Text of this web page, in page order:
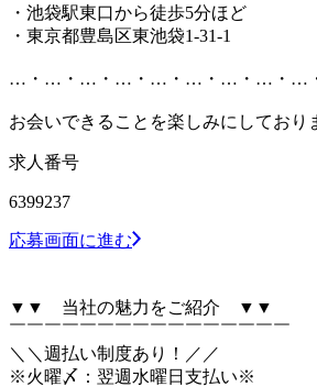
・池袋駅東口から徒歩5分ほど
・東京都豊島区東池袋1-31-1
…・…・…・…・…・…・…・…・…
お会いできることを楽しみにしており
求人番号
6399237
応募画面に進む
▼▼ 当社の魅力をご紹介 ▼▼
￣￣￣￣￣￣￣￣￣￣￣￣￣￣￣￣
＼＼週払い制度あり！／／
※火曜〆：翌週水曜日支払い※